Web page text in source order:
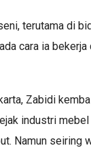
terutama di
cara ia
Zabidi
industri
Namun seiring